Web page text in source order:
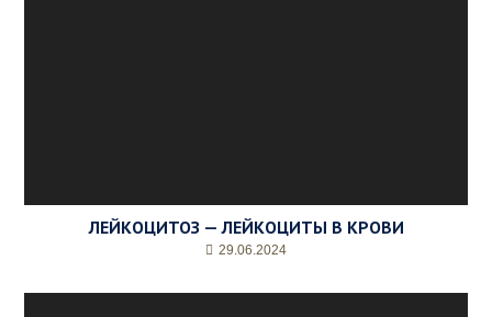
ЛЕЙКОЦИТОЗ — ЛЕЙКОЦИТЫ В КРОВИ
29.06.2024